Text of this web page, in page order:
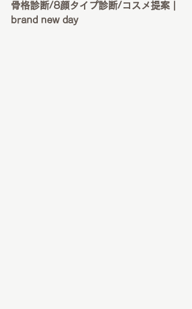
骨格診断/8顔タイプ診断/コスメ提案 |
brand new day